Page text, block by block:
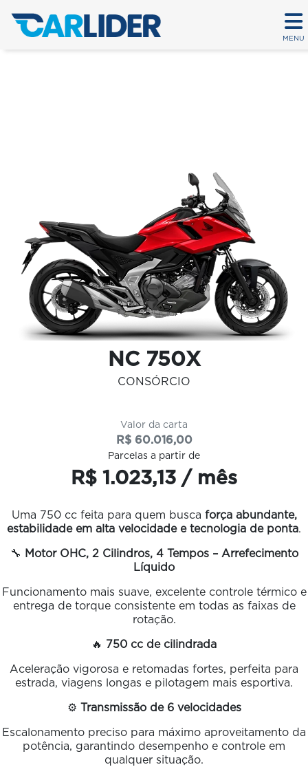
MENU
NC 750X
CONSÓRCIO
Valor da carta
R$ 60.016,00
Parcelas a partir de
R$ 1.023,13 / mês
Uma 750 cc feita para quem busca força abundante,
estabilidade em alta velocidade e tecnologia de ponta.
🔧 Motor OHC, 2 Cilindros, 4 Tempos – Arrefecimento
Líquido
Funcionamento mais suave, excelente controle térmico e
entrega de torque consistente em todas as faixas de
rotação.
🔥 750 cc de cilindrada
Aceleração vigorosa e retomadas fortes, perfeita para
estrada, viagens longas e pilotagem mais esportiva.
⚙️ Transmissão de 6 velocidades
Escalonamento preciso para máximo aproveitamento da
potência, garantindo desempenho e controle em
qualquer situação.